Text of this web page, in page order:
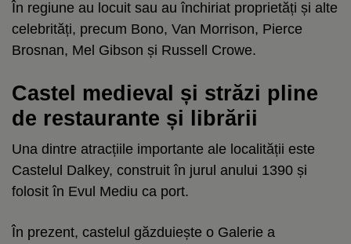
În regiune au locuit sau au închiriat proprietăți și alte
celebrități, precum Bono, Van Morrison, Pierce
Brosnan, Mel Gibson și Russell Crowe.
Castel medieval și străzi pline
de restaurante și librării
Una dintre atracțiile importante ale localității este
Castelul Dalkey, construit în jurul anului 1390 și
folosit în Evul Mediu ca port.
În prezent, castelul găzduiește o Galerie a